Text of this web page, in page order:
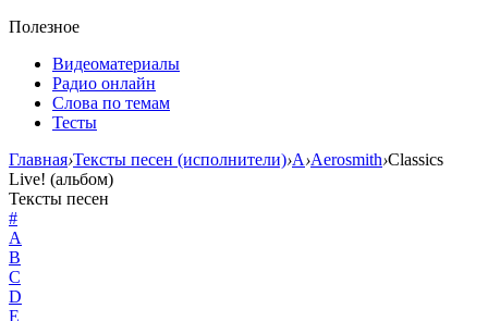
Полезное
Видеоматериалы
Радио онлайн
Слова по темам
Тесты
Главная›Тексты песен (исполнители)›A›Aerosmith›Classics
Live! (альбом)
Тексты песен
#
A
B
C
D
E